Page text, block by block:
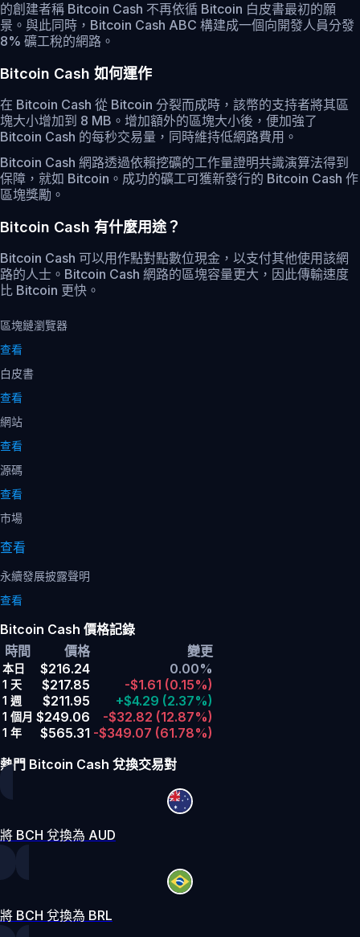
的創建者稱 Bitcoin Cash 不再依循 Bitcoin 白皮書最初的願
景。與此同時，Bitcoin Cash ABC 構建成一個向開發人員分發
8% 礦工稅的網路。
Bitcoin Cash 如何運作
在 Bitcoin Cash 從 Bitcoin 分裂而成時，該幣的支持者將其區
塊大小增加到 8 MB。增加額外的區塊大小後，便加強了
Bitcoin Cash 的每秒交易量，同時維持低網路費用。
Bitcoin Cash 網路透過依賴挖礦的工作量證明共識演算法得到
保障，就如 Bitcoin。成功的礦工可獲新發行的 Bitcoin Cash 作
區塊獎勵。
Bitcoin Cash 有什麼用途？
Bitcoin Cash 可以用作點對點數位現金，以支付其他使用該網
路的人士。Bitcoin Cash 網路的區塊容量更大，因此傳輸速度
比 Bitcoin 更快。
區塊鏈瀏覽器
查看
白皮書
查看
網站
查看
源碼
查看
市場
查看
永續發展披露聲明
查看
Bitcoin Cash 價格記錄
時間
價格 變更
本日 $216.24 0.00%
1 天 $217.85 -$1.61 (0.15%)
1 週 $211.95 +$4.29 (2.37%)
1 個月 $249.06 -$32.82 (12.87%)
1 年 $565.31 -$349.07 (61.78%)
熱門 Bitcoin Cash 兌換交易對
將 BCH 兌換為 AUD
將 BCH 兌換為 BRL